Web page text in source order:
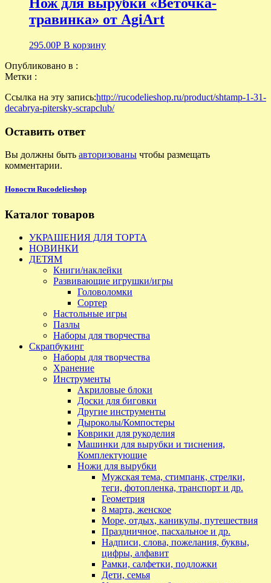
травинка» от AgiArt
295.00Р В корзину
Опубликовано в :
Метки :
Ссылка на эту запись:http://rucodelieshop.ru/product/shtamp-1-31-
decabrya-pitersky-scrapclub/
Оставить ответ
Вы должны быть авторизованы чтобы размещать
комментарии.
Новости Rucodelieshop
Каталог товаров
УКРАШЕНИЯ ДЛЯ ТОРТА
НОВИНКИ
ДЕТЯМ
Книги/наклейки
Развивающие игрушки/игры
Головоломки
Сортер
Настольные игры
Пазлы
Наборы для творчества
Скрапбукинг
Наборы для творчества
Хранение
Инструменты
Акриловые блоки
Доски для биговки
Другие инструменты
Дыроколы/Компостеры
Коврики для рукоделия
Машинки для вырубки и тиснения,
Комплектующие
Ножи для вырубки
Мужская тема, стимпанк, стрелки,
теги, фотопленка, транспорт и др.
Геометрия
8 марта, женское
Море, отдых, каникулы, путешествия
Праздничное, пасхальное и др.
Надписи, слова, пожелания, буквы,
цифры, алфавит
Рамки, салфетки, подложки
Дети, семья